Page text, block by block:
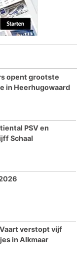
opent grootste
in Heerhugowaard
PSV en
Schaal
verstopt vijf
in Alkmaar